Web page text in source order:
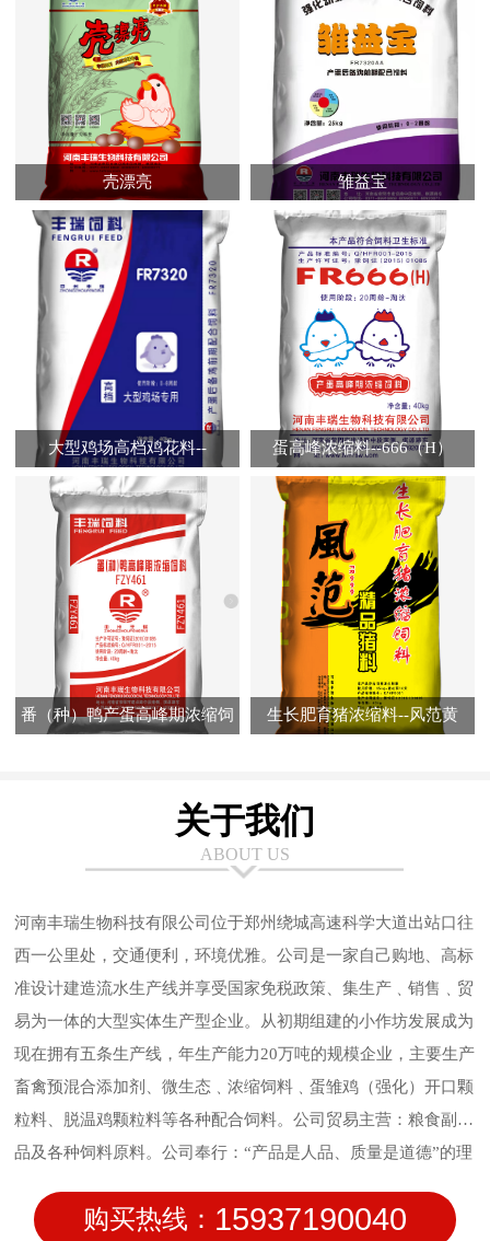
壳漂亮 雏益宝
大型鸡场高档鸡花料--
FR7320（A）
蛋高峰浓缩料--666（H）
番（种）鸭产蛋高峰期浓缩饲 生长肥育猪浓缩料--风范黄
关于我们
ABOUT US
河南丰瑞生物科技有限公司位于郑州绕城高速科学大道出站口往
西一公里处，交通便利，环境优雅。公司是一家自己购地、高标
准设计建造流水生产线并享受国家免税政策、集生产﹑销售﹑贸
易为一体的大型实体生产型企业。从初期组建的小作坊发展成为
现在拥有五条生产线，年生产能力20万吨的规模企业，主要生产
畜禽预混合添加剂、微生态﹑浓缩饲料﹑蛋雏鸡（强化）开口颗
粒料、脱温鸡颗粒料等各种配合饲料。公司贸易主营：粮食副产
品及各种饲料原料。公司奉行：“产品是人品、质量是道德”的理
饲料品质管理；公司在研发方面持续投入，在新技术方面不断创
购买热线： 15937190040